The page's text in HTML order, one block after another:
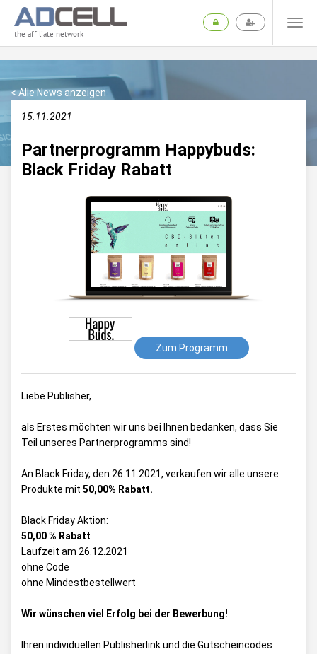
the affiliate network
< Alle News anzeigen
15.11.2021
Partnerprogramm Happybuds:
Black Friday Rabatt
Zum Programm
Liebe Publisher,
als Erstes möchten wir uns bei Ihnen bedanken, dass Sie
Teil unseres Partnerprogramms sind!
An Black Friday, den 26.11.2021, verkaufen wir alle unsere
Produkte mit 50,00% Rabatt.
Black Friday Aktion:
50,00 % Rabatt
Laufzeit am 26.12.2021
ohne Code
ohne Mindestbestellwert
Wir wünschen viel Erfolg bei der Bewerbung!
Ihren individuellen Publisherlink und die Gutscheincodes